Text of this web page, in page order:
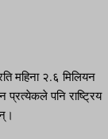
महिना २.६ मिलियन
पनि राष्ट्रिय